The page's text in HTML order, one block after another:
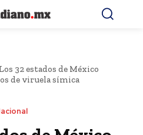
Los 32 estados de México
de viruela símica